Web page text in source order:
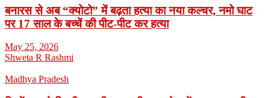
बनारस से अब “क्योटो” में बढ़ता हत्या का नया कल्चर, नमो घाट
पर 17 साल के बच्चें की पीट-पीट कर हत्या
May 25, 2026
Shweta R Rashmi
Madhya Pradesh